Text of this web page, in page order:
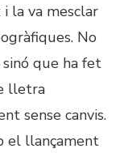
la va mesclar
No
sinó que ha fet
lletra
sense canvis.
el llançament